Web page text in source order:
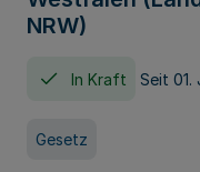
NRW)
In Kraft Seit 01.
Gesetz